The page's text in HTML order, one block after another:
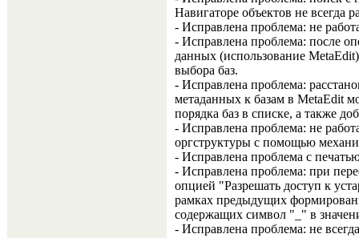
Навигаторе объектов не всегда
- Исправлена проблема: не
- Исправлена проблема: после
данных (использование
выбора баз.
- Исправлена проблема:
метаданных к базам в MetaEdit
порядка баз в списке, а также
- Исправлена проблема: не
оргструктуры с помощью
- Исправлена проблема с
- Исправлена проблема: при
опцией "Разрешать доступ к
рамках предыдущих
содержащих символ "_" в
- Исправлена проблема: не